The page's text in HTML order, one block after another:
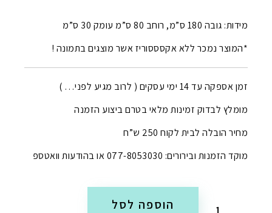
מידות: גובה 180 ס”מ, רוחב 80 ס”מ עומק 30 ס”מ
*המוצר נמכר ללא אקסססוריז אשר מוצגים בתמונה !
זמן אספקה עד 14 ימי עסקים ( לרוב מגיע לפני… )
מומלץ לבדוק זמינות מלאי בטרם ביצוע הזמנה
מחיר הובלה לבית לקוח 250 ש”ח
מוקד הזמנות ובירורים: 077-8053030 או בהודעות וואטספ
הוספה לסל